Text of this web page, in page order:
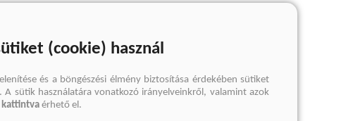
(cookie) használ
és a böngészési élmény biztosítása érdekében sütiket
sütik használatára vonatkozó irányelveinkről, valamint azok
érhető el.